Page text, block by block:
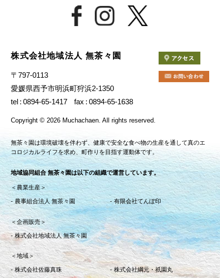
株式会社地域法人 無茶々園
〒797-0113
愛媛県西予市明浜町狩浜2-1350
tel
0894-65-1417 fax 0894-65-1638
Copyright© 2026 Muchachaen.All rights reserved.
無茶々園は環境破壊を伴わず、健康で安全な食べ物の生産を通して真のエ
コロジカルライフを求め、町作りを目指す運動体です。
地域協同組合 無茶々園は以下の組織で運営しています。
＜農業生産＞
農事組合法人 無茶々園
有限会社てんぽ印
＜企画販売＞
株式会社地域法人 無茶々園
＜地域＞
株式会社佐藤真珠
株式会社綱元・祇園丸